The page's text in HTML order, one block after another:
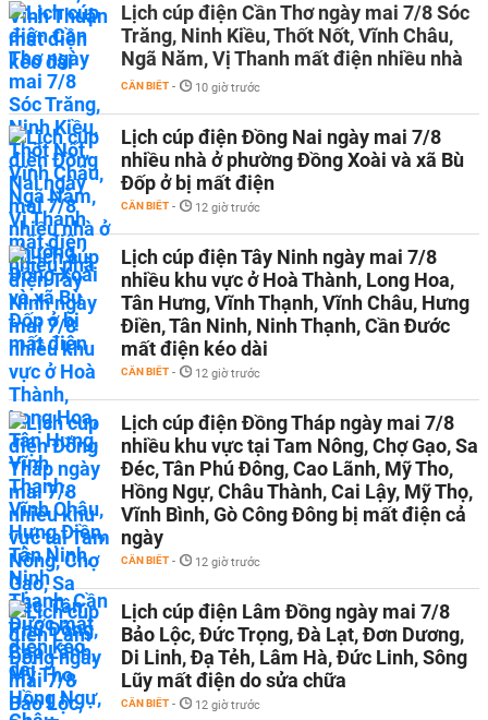
Lịch cúp điện Cần Thơ ngày mai 7/8 Sóc
Trăng, Ninh Kiều, Thốt Nốt, Vĩnh Châu,
Ngã Năm, Vị Thanh mất điện nhiều nhà
CẦN BIẾT - 10 giờ trước
Lịch cúp điện Đồng Nai ngày mai 7/8
nhiều nhà ở phường Đồng Xoài và xã Bù
Đốp ở bị mất điện
CẦN BIẾT - 12 giờ trước
Lịch cúp điện Tây Ninh ngày mai 7/8
nhiều khu vực ở Hoà Thành, Long Hoa,
Tân Hưng, Vĩnh Thạnh, Vĩnh Châu, Hưng
Điền, Tân Ninh, Ninh Thạnh, Cần Đước
mất điện kéo dài
CẦN BIẾT - 12 giờ trước
Lịch cúp điện Đồng Tháp ngày mai 7/8
nhiều khu vực tại Tam Nông, Chợ Gạo, Sa
Đéc, Tân Phú Đông, Cao Lãnh, Mỹ Tho,
Hồng Ngự, Châu Thành, Cai Lậy, Mỹ Thọ,
Vĩnh Bình, Gò Công Đông bị mất điện cả
ngày
CẦN BIẾT - 12 giờ trước
Lịch cúp điện Lâm Đồng ngày mai 7/8
Bảo Lộc, Đức Trọng, Đà Lạt, Đơn Dương,
Di Linh, Đạ Tẻh, Lâm Hà, Đức Linh, Sông
Lũy mất điện do sửa chữa
CẦN BIẾT - 12 giờ trước